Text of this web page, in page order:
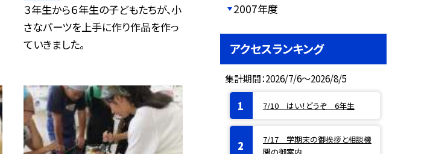
３年生から６年生の子どもたちが、小
さなパーツを上手に作り作品を作っ
ていきました。
2007年度
アクセスランキング
集計期間：2026/7/6～2026/8/5
7/10 はい！どうぞ 6年生
7/17 学期末の御挨拶と相談機